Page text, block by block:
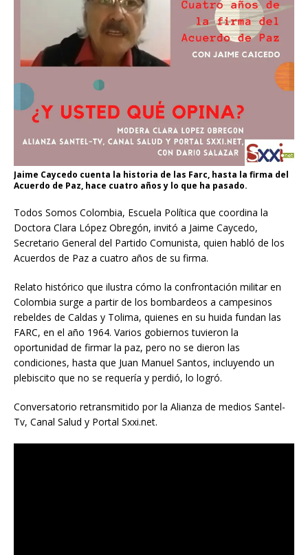
Jaime Caycedo cuenta la historia de las Farc, hasta la firma del
Acuerdo de Paz, hace cuatro años y lo que ha pasado.
Todos Somos Colombia, Escuela Política que coordina la
Doctora Clara López Obregón, invitó a Jaime Caycedo,
Secretario General del Partido Comunista, quien habló de los
Acuerdos de Paz a cuatro años de su firma.
Relato histórico que ilustra cómo la confrontación militar en
Colombia surge a partir de los bombardeos a campesinos
rebeldes de Caldas y Tolima, quienes en su huida fundan las
FARC, en el año 1964. Varios gobiernos tuvieron la
oportunidad de firmar la paz, pero no se dieron las
condiciones, hasta que Juan Manuel Santos, incluyendo un
plebiscito que no se requería y perdió, lo logró.
Conversatorio retransmitido por la Alianza de medios Santel-
Tv, Canal Salud y Portal Sxxi.net.